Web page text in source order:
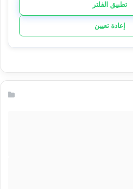
تطبيق الفلتر
إعادة تعيين